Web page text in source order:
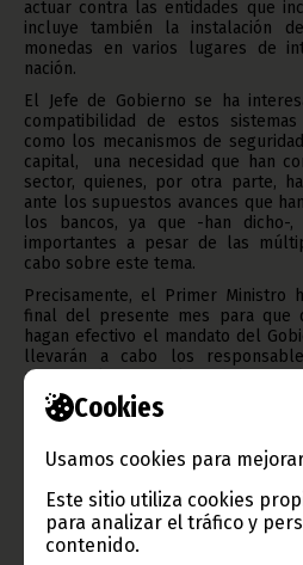
Cookies
Usamos cookies para
Este sitio utiliza cookies
para analizar el tráfico y
contenido.
actuar contra las entidades que
incluye también la instalación
monedas en varios lugares de
nación.
El Jefe de Gobierno se ha
compatibilidad de estos
como los mecanismos de
capital, una necesidad que han
sector, quienes, por otra parte,
ante los supuestos avances que
los bancos, ya que -han dicho-,
importantes a pesar de las
cabo sobre este tema.
Precisamente, el Primer Ministro
final del presente mes para que
hagan efectivo el mandato del
llevarán a cabo los
ministeriales involucrados
cumplimiento de este mandato.
Oficina de Información y Prensa